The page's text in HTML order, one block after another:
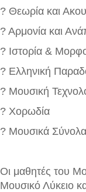
? Θεωρία και
? Αρμονία και
? Ιστορία &
? Ελληνική
? Μουσική
? Χορωδία
? Μουσικά
Οι μαθητές του
Μουσικό Λύκειο